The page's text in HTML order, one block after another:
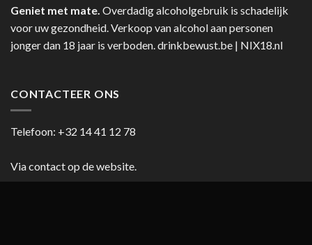
Geniet met mate. Overdadig alcoholgebruik is schadelijk
voor uw gezondheid. Verkoop van alcohol aan personen
jonger dan 18 jaar is verboden.drinkbewust.be | NIX18.nl
CONTACTEER ONS
Telefoon: +32 14 41 12 78
Via contact op de website.